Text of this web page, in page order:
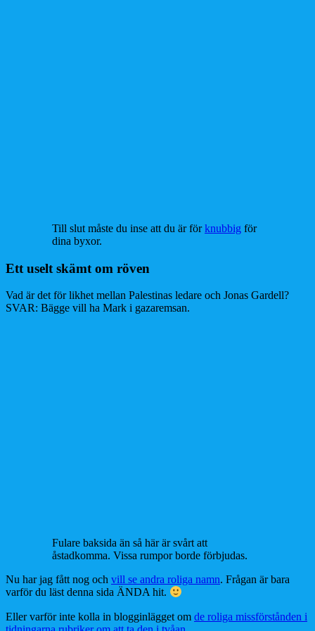
Till slut måste du inse att du är förknubbig för
dina byxor.
Ett uselt skämt om röven
Vad är det för likhet mellan Palestinas ledare och Jonas Gardell?
SVAR: Bägge vill ha Mark i gazaremsan.
Fulare baksida än så här är svårt att
åstadkomma. Vissa rumpor borde förbjudas.
Nu har jag fått nog och vill se andra roliga namn. Frågan är bara
varför du läst denna sida ÄNDA hit.
Eller varför inte kolla in blogginlägget om de roliga missförstånden i